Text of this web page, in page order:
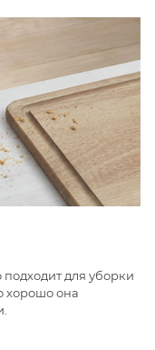
подходит для уборки
хорошо она